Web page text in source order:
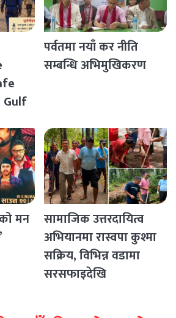
पर्वतमा नयाँ कर नीति
सम्बन्धि अभिमुखिकरण
मन
सामाजिक उत्तरदायित्व
अभियानमा रास्वपा कुश्मा
सक्रिय, विभिन्न वडामा
सरसफाइदेखि